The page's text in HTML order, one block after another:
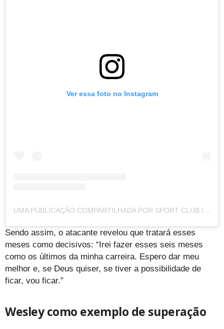
Ver essa foto no Instagram
UMA PUBLICAÇÃO COMPARTILHADA POR SPORT CLUB INTERNACIONAL (@SCINTERNACIONAL)
Sendo assim, o atacante revelou que tratará esses
meses como decisivos: “Irei fazer esses seis meses
como os últimos da minha carreira. Espero dar meu
melhor e, se Deus quiser, se tiver a possibilidade de
ficar, vou ficar.”
Wesley como exemplo de superação